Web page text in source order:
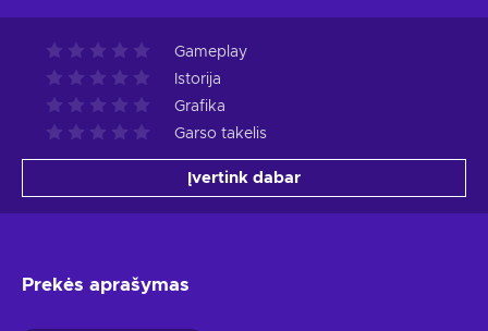
Gameplay
Istorija
Grafika
Garso takelis
Įvertink dabar
Prekės aprašymas